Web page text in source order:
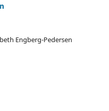
Engberg-Pedersen